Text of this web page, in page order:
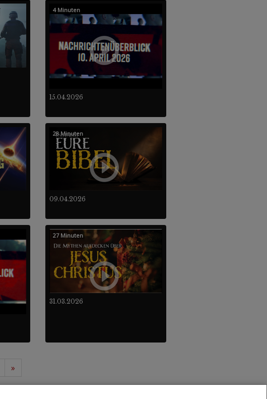
15.04.2026
4 Minuten
09.04.2026
28 Minuten
31.03.2026
27 Minuten
»